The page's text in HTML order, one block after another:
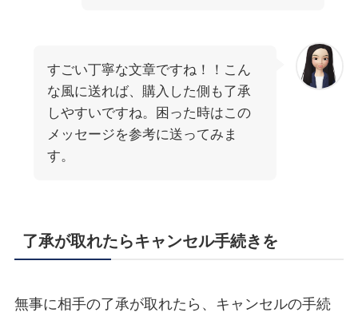
すごい丁寧な文章ですね！！こん
な風に送れば、購入した側も了承
しやすいですね。困った時はこの
メッセージを参考に送ってみま
す。
了承が取れたらキャンセル手続きを
無事に相手の了承が取れたら、キャンセルの手続